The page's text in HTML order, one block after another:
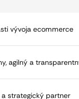
vývoja ecommerce
agilný a
strategický partner